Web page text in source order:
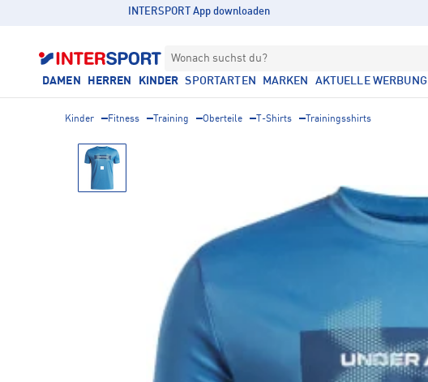
INTERSPORT App downloaden
Wonach suchst du?
DAMEN HERREN KINDER SPORTARTEN MARKEN AKTUELLE WERBUNG
Kinder Fitness Training Oberteile T-Shirts Trainingsshirts